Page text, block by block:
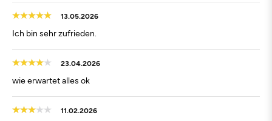
13.05.2026
Ich bin sehr zufrieden.
23.04.2026
wie erwartet alles ok
11.02.2026